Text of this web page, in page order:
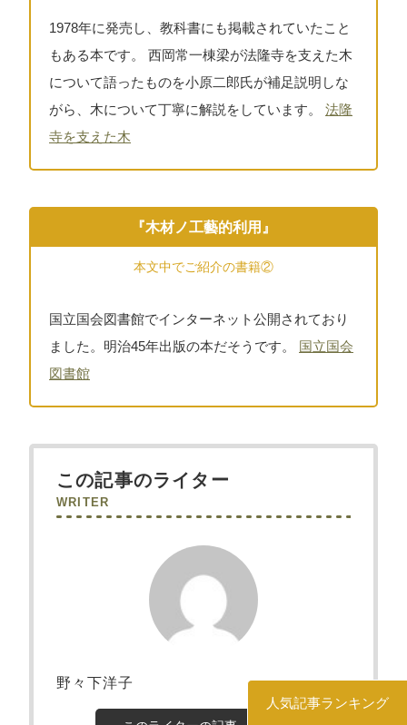
人気記事ランキング
1978年に発売し、教科書にも掲載されていたこと
もある本です。 西岡常一棟梁が法隆寺を支えた木
について語ったものを小原二郎氏が補足説明しな
がら、木について丁寧に解説をしています。 法隆
寺を支えた木
『木材ノ工藝的利用』
本文中でご紹介の書籍②
国立国会図書館でインターネット公開されており
ました。明治45年出版の本だそうです。 国立国会
図書館
この記事のライター
WRITER
野々下洋子